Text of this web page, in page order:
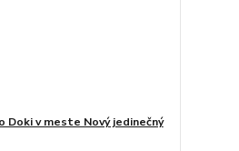
Doki v meste Nový jedinečný